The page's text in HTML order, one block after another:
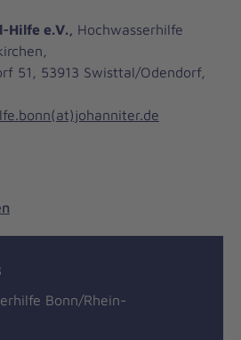
Hilfe e.V. , Hochwasserhilfe
51, 53913 Swisttal/Odendorf,
Bonn/Rhein-